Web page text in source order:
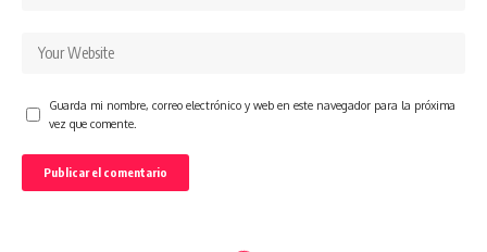
Guarda mi nombre, correo electrónico y web en este navegador para la próxima
vez que comente.